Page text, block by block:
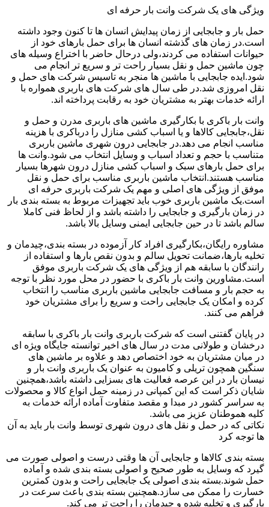
ویژگی های یک شرکت وانت بار حرفه ای
حمل بار و جابجایی از زمان پیدایش انسان ها تا کنون وجود داشته
است.در زمان های گذشته انسان ها برای حمل بارهای خود از
حیوانات استفاده می کردند،ولی درحال حاضر با اختراع وسیله های
چون ماشین حمل و نقل بسیار راحت تر و سریع تر انجام می
شود.ایده جابجایی با ماشین ها منجر به تاسیس شرکت های حمل و
نقل امروزی شد.در طی سال های شرکت های باربری همواره با
ارائه خدمات بهتر به مشتریان خود به رقابت پرداخته اند.
وانت بار باکری با بکارگیری ماشین های باربری مدرن و حمل و
نقل،جابجایی کالاها و یا اسباب کشی منازل را درباکری با هزینه
مناسب انجام می دهد.در جابجایی درون شهری ماشین باربری
متناسب با حجم و تعداد اسباب و وسایل انتخاب می شود.وانت ها
برای حمل بارهای سبک و اسباب کشی منازل درون شهرها بسیار
مناسب هستند.انتخاب ماشین باربری مناسب برای حمل و نقل
موفق از ویژگی های اصلی و مهم یک شرکت باربری حرفه ای
است.یک ماشین باربری خوب باید تجهیزات مربوط به بسته بندی بار
در زمان بارگیری و جابجایی را داشته باشد و از لحاظ فنی کاملا
سالم باشد تا در حین جابجایی ایمنی وسایل بالا باشد.
مشاوره رایگان،بکارگیری افراد کار آزموده در بسته بندی،چیدمان و
تخلیه بارها،ضمانت تحویل سالم و بدون نقص بارها و استفاده از
رانندگان با سابقه هم از ویژگی های یک شرکت باربری موفق
است.مشاورین وانت بار باکری با حضور در محل مورد نظر با توجه
به حجم بار و مسافت جابجایی ماشین باربری مناسب را انتخاب
کرده و امکان یک جابجایی راحت و سریع را برای مشتریان خود
فراهم می کنند.
در پایان گفتنی است که شرکت باربری وانت بار باکری با سابقه
درخشان و طولانی مدت در سال های اخیر توانسته جایگاه ویژه ای
در میان مشتریان به خود اختصاص دهد و علاوه بر ماشین های
سنگین همچون تریلی و کامیون به عنوان یک باربری وانت بار و
نیسان بار در این عرصه فعالیت های بسزایی داشته باشد،همچنین
شایان ذکر است که این کمپانی در زمینه حمل انواع کالا و محصولات
به سراسر کشور در مبدا و مقصد متفاوت آماده ارائه خدمات به
کلیه هموطنان عزیز می باشد.
نکاتی که در حمل و نقل های درون شهری توسط وانت بار باید به آن
ها توجه کرد
بسته بندی کالاها و جابجایی آن ها وقتی درست و اصولی صورت می
گیرد که وسایل به طور صحیح و اصولی بسته بندی شده و آماده
حمل شوند.بسته بندی اصولی یک جابجایی راحت و بدون کمترین
خسارت را ممکن می سازد.همچنین بسته بندی باعث سرعت در
بارگیری و تخلیه شده و چیدمان را راحت تر می کند.